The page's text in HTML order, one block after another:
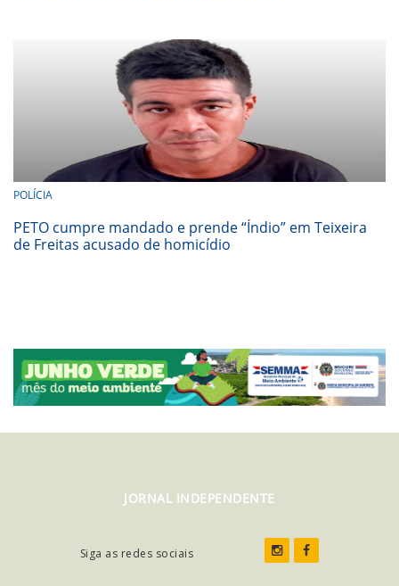
POLÍCIA
PETO cumpre mandado e prende “Índio” em Teixeira
de Freitas acusado de homicídio
JORNAL INDEPENDENTE
Siga as redes sociais